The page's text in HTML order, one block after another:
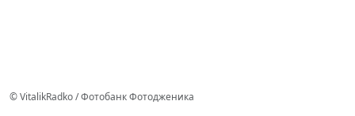
© VitalikRadko / Фотобанк Фотодженика